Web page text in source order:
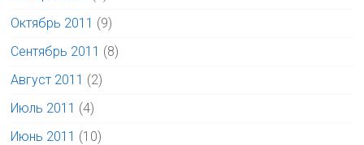
Октябрь 2011 (9)
Сентябрь 2011 (8)
Август 2011 (2)
Июль 2011 (4)
Июнь 2011 (10)